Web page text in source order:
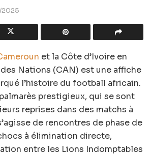
2025
et la Côte d’Ivoire en
Nations (CAN) est une affiche
l’histoire du football africain.
prestigieux, qui se sont
reprises dans des matchs à
de rencontres de phase de
à élimination directe,
entre les Lions Indomptables